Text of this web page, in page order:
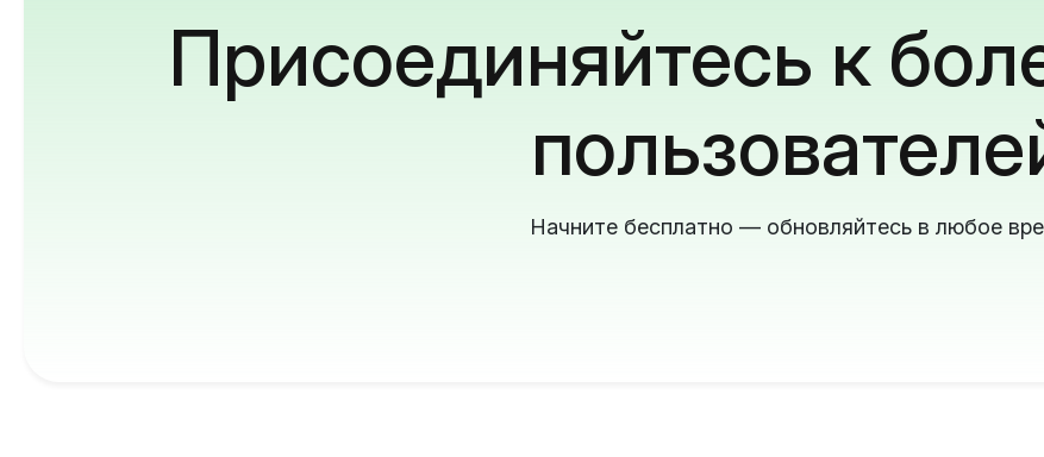
Присоединяйтесь к
Начните бесплатно — обновляйтесь в любое